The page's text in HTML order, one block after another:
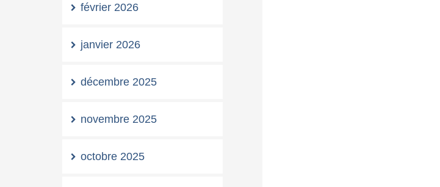
février 2026
janvier 2026
décembre 2025
novembre 2025
octobre 2025